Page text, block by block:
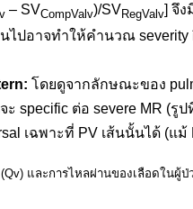
– SVCompValv)/SVRegValv] จึง
ไปอาจทำให้คำนวณ
โดยดูจากลักษณะของ
ะ specific ต่อ severe MR (
เฉพาะที่ PV เส้นนั้นได้ (แ
และการไหลผ่านของเลือดในผู้